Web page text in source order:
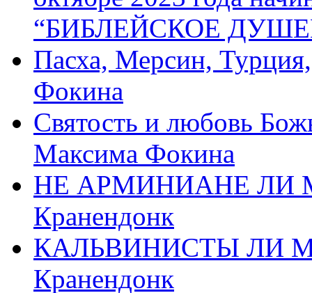
“БИБЛЕЙСКОЕ
Пасха, Мерсин,
Фокина
Святость и любовь
Максима Фокина
НЕ АРМИНИАНЕ ЛИ
Кранендонк
КАЛЬВИНИСТЫ ЛИ
Кранендонк